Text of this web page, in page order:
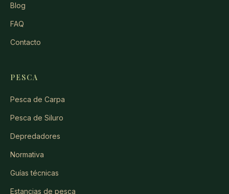
Blog
FAQ
Contacto
PESCA
Pesca de Carpa
Pesca de Siluro
Depredadores
Normativa
Guías técnicas
Estancias de pesca